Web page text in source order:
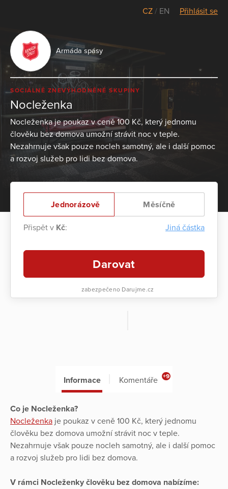
CZ / EN Přihlásit se
Armáda spásy
SOCIÁLNĚ ZNEVÝHODNĚNÉ SKUPINY
Nocleženka
Nocleženka je poukaz v ceně 100 Kč, který jednomu
člověku bez domova umožní strávit noc v teple.
Nezahrnuje však pouze nocleh samotný, ale i další pomoc
a rozvoj služeb pro lidi bez domova.
Jednorázově Měsíčně
Přispět v Kč: Jiná částka
Darovat
zabezpečeno Darujme.cz
Informace Komentáře +9
Co je Nocleženka?
Nocleženka je poukaz v ceně 100 Kč, který jednomu
člověku bez domova umožní strávit noc v teple.
Nezahrnuje však pouze nocleh samotný, ale i další pomoc
a rozvoj služeb pro lidi bez domova.
V rámci Nocleženky člověku bez domova nabízíme: